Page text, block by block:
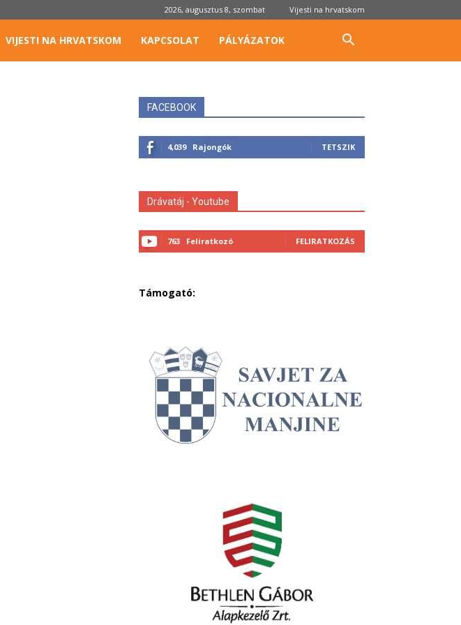
2026, augusztus 8, szombat Vijesti na hrvatskom
VIJESTI NA HRVATSKOM KAPCSOLAT PÁLYÁZATOK
FACEBOOK
4,039 Rajongók TETSZIK
Drávatáj - Youtube
763 Feliratkozó FELIRATKOZÁS
Támogató: